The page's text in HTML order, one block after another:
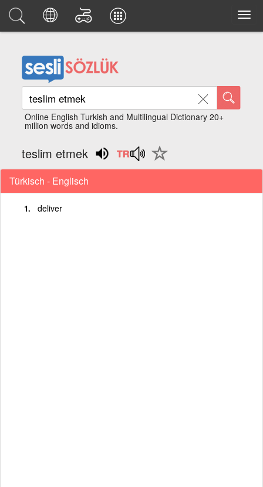
Online English Turkish and Multilingual Dictionary 20+
million words and idioms.
teslim etmek
Türkisch - Englisch
deliver